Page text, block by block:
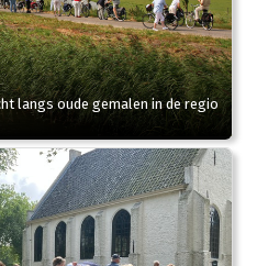
langs oude gemalen in de regio